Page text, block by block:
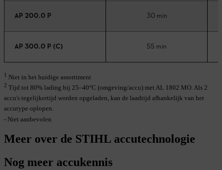
AP 200.0 P 30 min
AP 300.0 P (C) 55 min
1 Niet in het huidige assortiment
2 Tijd tot 80% lading bij 25–40°C (omgeving/accu) met AL 1802 MO. Als 2
accu's tegelijkertijd worden opgeladen, kan de laadtijd afhankelijk van het
accutype oplopen.
- Niet aanbevolen
Meer over de STIHL accutechnologie
Nog meer accukennis